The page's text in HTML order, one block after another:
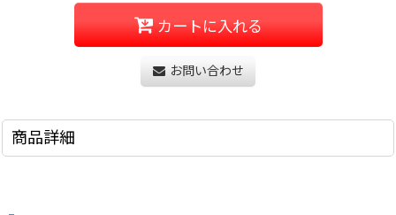
カートに入れる
お問い合わせ
商品詳細